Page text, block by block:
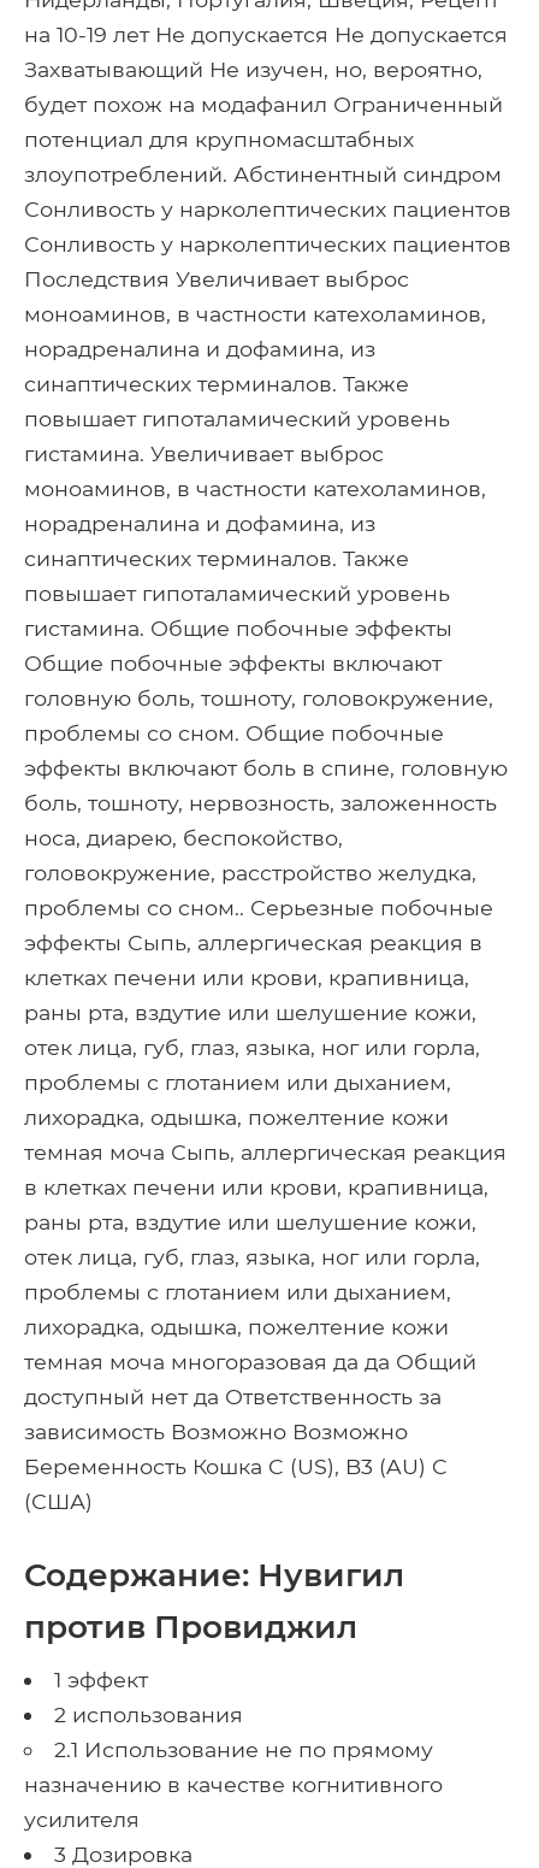
на 10-19 лет Не допускается Не допускается
Захватывающий Не изучен, но, вероятно,
будет похож на модафанил Ограниченный
потенциал для крупномасштабных
злоупотреблений. Абстинентный синдром
Сонливость у нарколептических пациентов
Сонливость у нарколептических пациентов
Последствия Увеличивает выброс
моноаминов, в частности катехоламинов,
норадреналина и дофамина, из
синаптических терминалов. Также
повышает гипоталамический уровень
гистамина. Увеличивает выброс
моноаминов, в частности катехоламинов,
норадреналина и дофамина, из
синаптических терминалов. Также
повышает гипоталамический уровень
гистамина. Общие побочные эффекты
Общие побочные эффекты включают
головную боль, тошноту, головокружение,
проблемы со сном. Общие побочные
эффекты включают боль в спине, головную
боль, тошноту, нервозность, заложенность
носа, диарею, беспокойство,
головокружение, расстройство желудка,
проблемы со сном.. Серьезные побочные
эффекты Сыпь, аллергическая реакция в
клетках печени или крови, крапивница,
раны рта, вздутие или шелушение кожи,
отек лица, губ, глаз, языка, ног или горла,
проблемы с глотанием или дыханием,
лихорадка, одышка, пожелтение кожи
темная моча Сыпь, аллергическая реакция
в клетках печени или крови, крапивница,
раны рта, вздутие или шелушение кожи,
отек лица, губ, глаз, языка, ног или горла,
проблемы с глотанием или дыханием,
лихорадка, одышка, пожелтение кожи
темная моча многоразовая да да Общий
доступный нет да Ответственность за
зависимость Возможно Возможно
Беременность Кошка C (US), B3 (AU) C
(США)
Содержание: Нувигил
против Провиджил
1 эффект
2 использования
2.1 Использование не по прямому
назначению в качестве когнитивного
усилителя
3 Дозировка